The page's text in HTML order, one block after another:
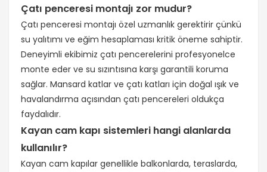
Çatı penceresi montajı zor mudur?
Çatı penceresi montajı özel uzmanlık gerektirir çünkü
su yalıtımı ve eğim hesaplaması kritik öneme sahiptir.
Deneyimli ekibimiz çatı pencerelerini profesyonelce
monte eder ve su sızıntısına karşı garantili koruma
sağlar. Mansard katlar ve çatı katları için doğal ışık ve
havalandırma açısından çatı pencereleri oldukça
faydalıdır.
Kayan cam kapı sistemleri hangi alanlarda
kullanılır?
Kayan cam kapılar genellikle balkonlarda, teraslarda,